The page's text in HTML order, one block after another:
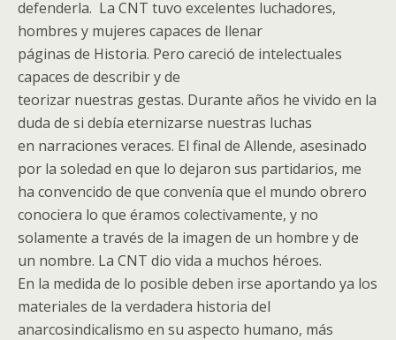
defenderla. La CNT tuvo excelentes luchadores,
hombres y mujeres capaces de llenar
páginas de Historia. Pero careció de intelectuales
capaces de describir y de
teorizar nuestras gestas. Durante años he vivido en la
duda de si debía eternizarse nuestras luchas
en narraciones veraces. El final de Allende, asesinado
por la soledad en que lo dejaron sus partidarios, me
ha convencido de que convenía que el mundo obrero
conociera lo que éramos colectivamente, y no
solamente a través de la imagen de un hombre y de
un nombre. La CNT dio vida a muchos héroes.
En la medida de lo posible deben irse aportando ya los
materiales de la verdadera historia del
anarcosindicalismo en su aspecto humano, más